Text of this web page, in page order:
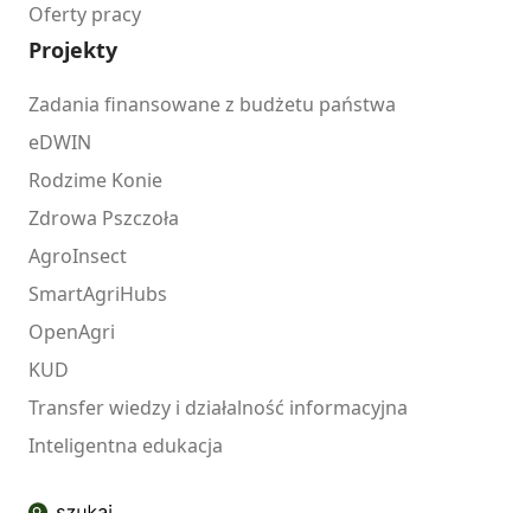
Oferty pracy
Projekty
Zadania finansowane z budżetu państwa
eDWIN
Rodzime Konie
Zdrowa Pszczoła
AgroInsect
SmartAgriHubs
OpenAgri
KUD
Transfer wiedzy i działalność informacyjna
Inteligentna edukacja